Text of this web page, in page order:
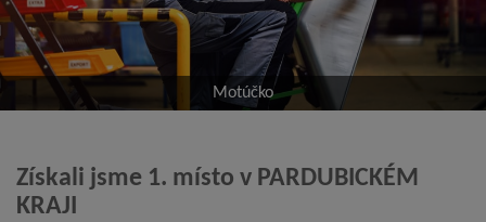
Motúčko
Získali jsme 1. místo v PARDUBICKÉM
KRAJI